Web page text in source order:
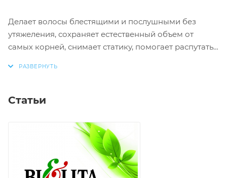
Делает волосы блестящими и послушными без
утяжеления, сохраняет естественный объем от
самых корней, снимает статику, помогает распутать
Активные компоненты:
FLUIDIPURE 8G (биовектор глицина &
растительного сахара)
OCTOPIROX® (пироктон оламин)
KAO SOFCARE®GP-1, кондиционирующий агент
Статьи